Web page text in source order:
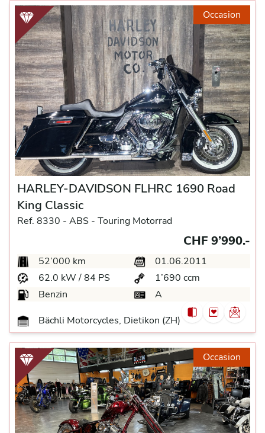
Occasion
HARLEY-DAVIDSON FLHRC 1690 Road
King Classic
Ref. 8330 - ABS - Touring Motorrad
CHF 9’990.-
52’000 km
01.06.2011
62.0 kW / 84 PS
1’690 ccm
Benzin
A
Bächli Motorcycles, Dietikon (ZH)
Occasion